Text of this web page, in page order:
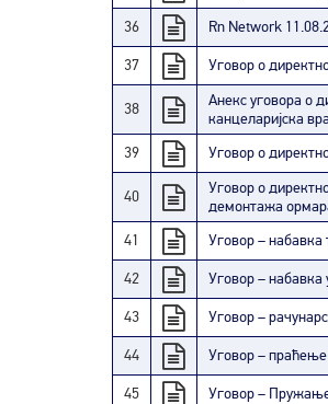
36 Rn Network
37 Уговор о
38
Анекс уговора о
канцеларијска
39
Уговор о
40
Уговор о
демонтажа
41
Уговор – набавка
42 Уговор – набавка
43 Уговор –
44 Уговор – праћење
45 Уговор –